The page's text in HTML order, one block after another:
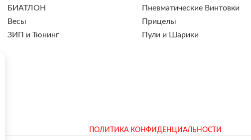
БИАТЛОН
Весы
ЗИП и Тюнинг
Пневматические Винтовки
Прицелы
Пули и Шарики
ПОЛИТИКА КОНФИДЕНЦИАЛЬНОСТИ